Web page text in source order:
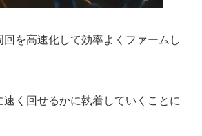
を高速化して効率よくファームし
く回せるかに執着していくことに